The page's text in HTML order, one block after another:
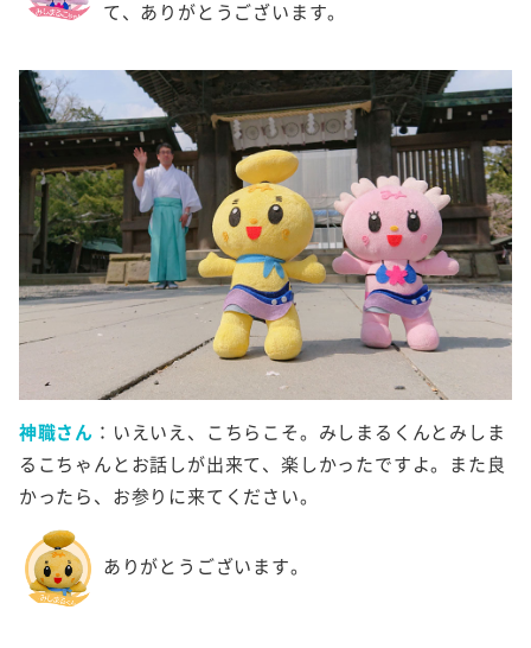
て、ありがとうございます。
神職さん ：いえいえ、こちらこそ。みしまるくんとみしま
るこちゃんとお話しが出来て、楽しかったですよ。また良
かったら、お参りに来てください。
ありがとうございます。